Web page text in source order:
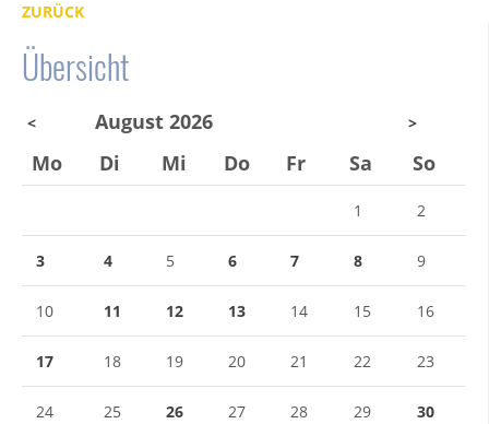
ZURÜCK
Übersicht
< August 2026 >
Mo Di Mi Do Fr Sa So
1 2
3 4 5 6 7 8 9
10 11 12 13 14 15 16
17 18 19 20 21 22 23
24 25 26 27 28 29 30